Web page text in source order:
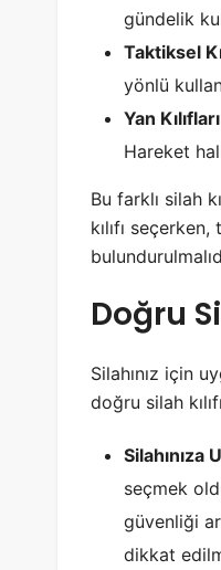
gündelik
Taktiksel
yönlü
Yan Kılıfları
Hareket
Bu farklı silah
kılıfı
Doğru
Silahınız için
doğru silah
Silahınıza
seçmek
güvenliği
dikkat